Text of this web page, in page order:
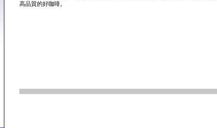
高品質的好咖啡。